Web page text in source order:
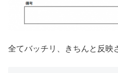
全てバッチリ、きちんと反映